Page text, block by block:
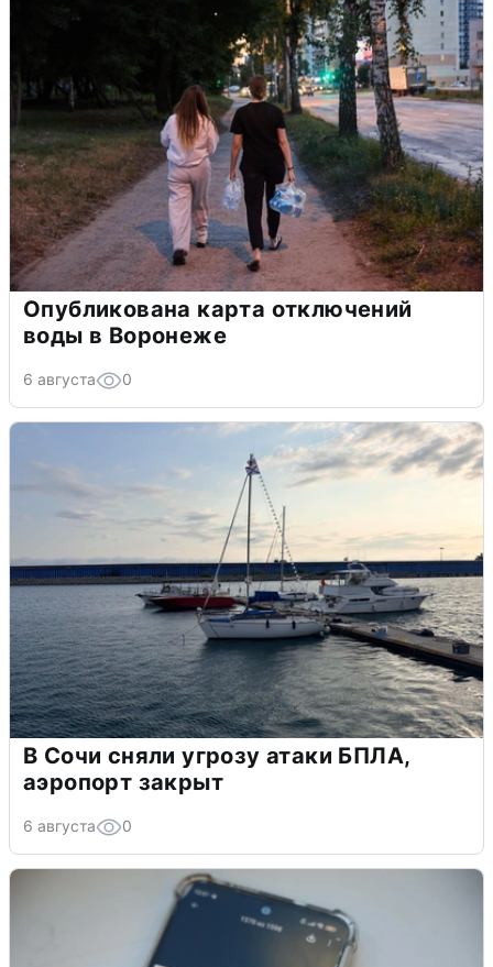
Опубликована карта отключений
воды в Воронеже
6 августа 0
В Сочи сняли угрозу атаки БПЛА,
аэропорт закрыт
6 августа 0